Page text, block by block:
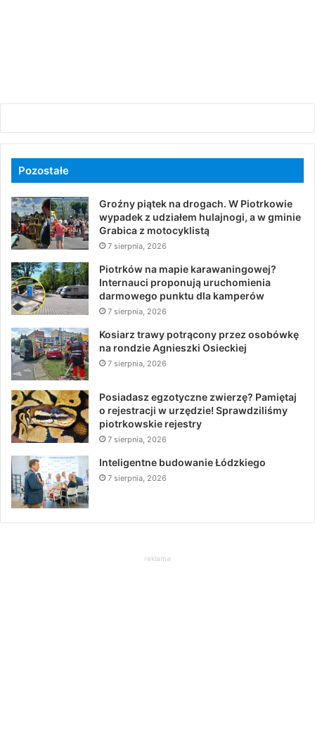
Pozostałe
Groźny piątek na drogach. W Piotrkowie
wypadek z udziałem hulajnogi, a w gminie
Grabica z motocyklistą
7 sierpnia, 2026
Piotrków na mapie karawaningowej?
Internauci proponują uruchomienia
darmowego punktu dla kamperów
7 sierpnia, 2026
Kosiarz trawy potrącony przez osobówkę
na rondzie Agnieszki Osieckiej
7 sierpnia, 2026
Posiadasz egzotyczne zwierzę? Pamiętaj
o rejestracji w urzędzie! Sprawdziliśmy
piotrkowskie rejestry
7 sierpnia, 2026
Inteligentne budowanie Łódzkiego
7 sierpnia, 2026
reklama